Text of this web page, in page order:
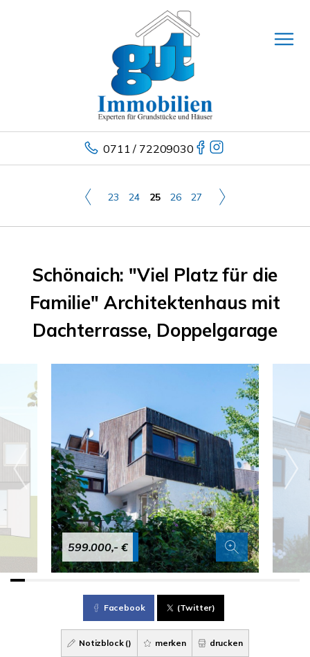
0711 / 72209030
23 24 25 26 27
Schönaich: "Viel Platz für die
Familie" Architektenhaus mit
Dachterrasse, Doppelgarage
599.000,- €
Facebook (Twitter)
Notizblock () merken drucken